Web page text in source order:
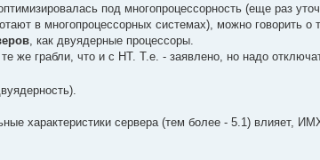
под многопроцессорность (еще раз
в многопроцессорных системах), можно говорить о
, как двуядерные процессоры.
же грабли, что и с HT. Т.е. - заявлено, но надо
характеристики сервера (тем более - 5.1) влияет,